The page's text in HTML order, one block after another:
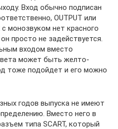
Вход обычно подписан
OUTPUT или
монозвуком нет красного
просто не задействуется.
входом вместо
может быть желто-
тоже подойдет и его можно
годов выпуска не имеют
Вместо него в
типа SCART, который